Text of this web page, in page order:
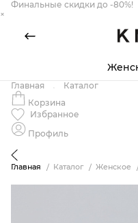
Финальные скидки до -80%!
×
Главная
Каталог
Корзина
Избранное
Профиль
Главная Каталог Женское